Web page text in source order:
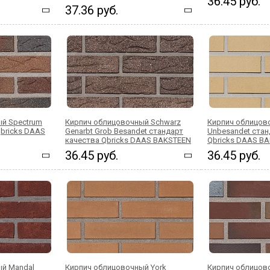
37.36 руб.
Spectrum
DAAS
Кирпич облицовочный Schwarz
Genarbt Grob Besandet стандарт
качества Qbricks DAAS BAKSTEEN
36.45 руб.
Кирпич
Unbesandet
Qbricks DAAS
36.45 руб.
Mandal Кирпич облицовочный York Кирпич